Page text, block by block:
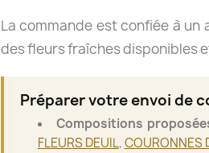
La commande est confiée à
des fleurs fraîches disponibles
Préparer votre envoi de
Compositions
FLEURS DEUIL,COURONNES